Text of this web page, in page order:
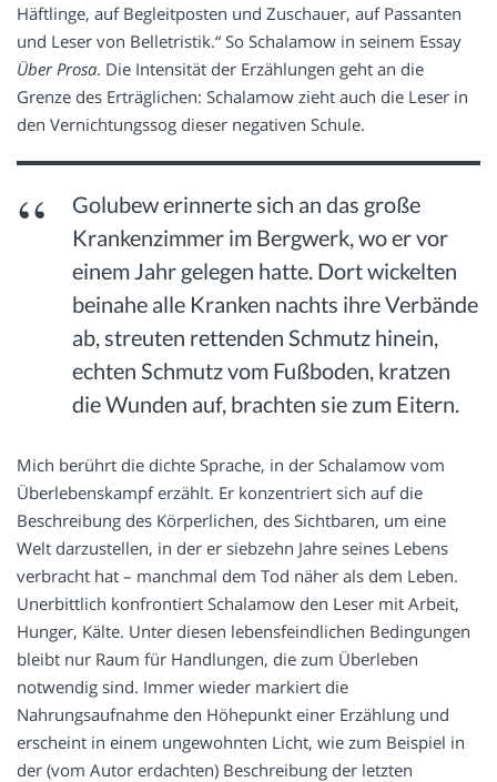
Häftlinge, auf Begleitposten und Zuschauer, auf Passanten
und Leser von Belletristik.“ So Schalamow in seinem Essay
Über Prosa. Die Intensität der Erzählungen geht an die
Grenze des Erträglichen: Schalamow zieht auch die Leser in
den Vernichtungssog dieser negativen Schule.
Golubew erinnerte sich an das große
Krankenzimmer im Bergwerk, wo er vor
einem Jahr gelegen hatte. Dort wickelten
beinahe alle Kranken nachts ihre Verbände
ab, streuten rettenden Schmutz hinein,
echten Schmutz vom Fußboden, kratzen
die Wunden auf, brachten sie zum Eitern.
Mich berührt die dichte Sprache, in der Schalamow vom
Überlebenskampf erzählt. Er konzentriert sich auf die
Beschreibung des Körperlichen, des Sichtbaren, um eine
Welt darzustellen, in der er siebzehn Jahre seines Lebens
verbracht hat – manchmal dem Tod näher als dem Leben.
Unerbittlich konfrontiert Schalamow den Leser mit Arbeit,
Hunger, Kälte. Unter diesen lebensfeindlichen Bedingungen
bleibt nur Raum für Handlungen, die zum Überleben
notwendig sind. Immer wieder markiert die
Nahrungsaufnahme den Höhepunkt einer Erzählung und
erscheint in einem ungewohnten Licht, wie zum Beispiel in
der (vom Autor erdachten) Beschreibung der letzten